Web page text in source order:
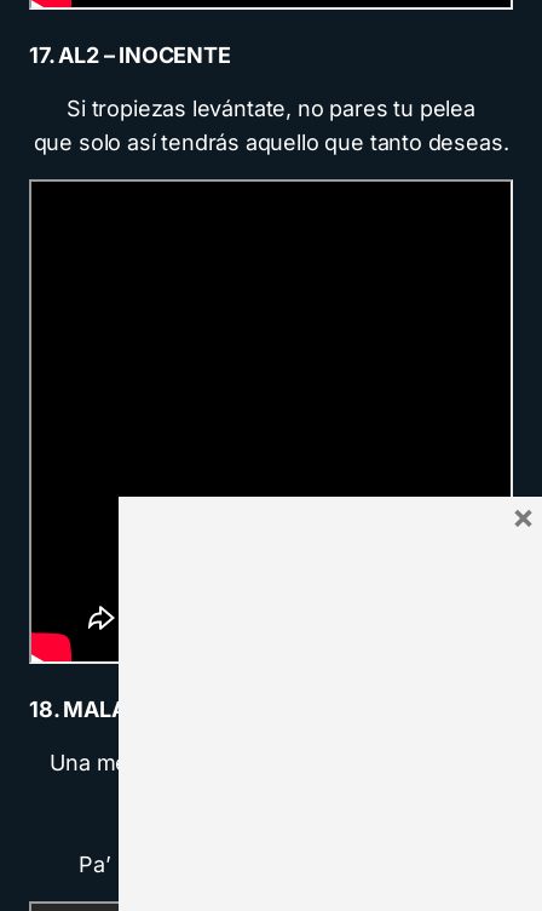
17. AL2 – INOCENTE
Si tropiezas levántate, no pares tu pelea
que solo así tendrás aquello que tanto deseas.
18. MALA RODRÍGUEZ – NANAI
Una mentalidad con el miedo arraiga’o en la
Pa’ parar un tren, pa’ parar un avión…
×